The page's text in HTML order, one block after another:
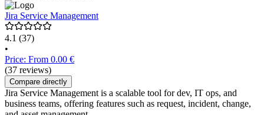
Jira Service Management
4.1 (37)
•
Price: From 0.00 €
(37 reviews)
Compare directly
Jira Service Management is a scalable tool for dev, IT ops, and
business teams, offering features such as request, incident, change,